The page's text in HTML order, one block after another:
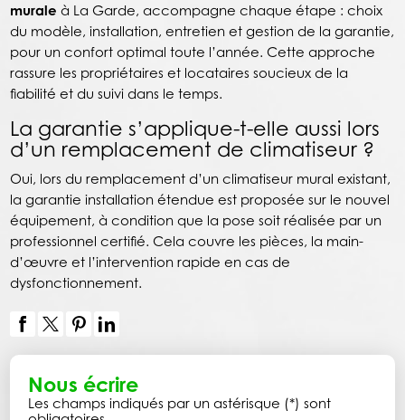
murale à La Garde, accompagne chaque étape : choix
du modèle, installation, entretien et gestion de la garantie,
pour un confort optimal toute l’année. Cette approche
rassure les propriétaires et locataires soucieux de la
fiabilité et du suivi dans le temps.
La garantie s’applique-t-elle aussi lors
d’un remplacement de climatiseur ?
Oui, lors du remplacement d’un climatiseur mural existant,
la garantie installation étendue est proposée sur le nouvel
équipement, à condition que la pose soit réalisée par un
professionnel certifié. Cela couvre les pièces, la main-
d’œuvre et l’intervention rapide en cas de
dysfonctionnement.
Nous écrire
Les champs indiqués par un astérisque (*) sont